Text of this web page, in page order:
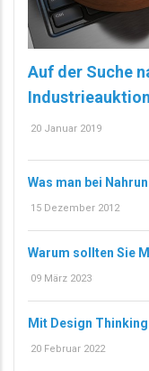
Auf der Suche
20 Januar 2019
Was man bei
15 Dezember 2012
Warum sollten Sie
09 März 2023
Mit Design
20 Februar 2022